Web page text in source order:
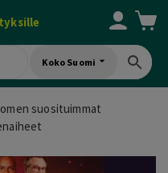
Koko Suomi
suosituimmat